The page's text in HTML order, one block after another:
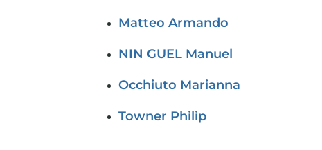
Matteo Armando
NIN GUEL Manuel
Occhiuto Marianna
Towner Philip